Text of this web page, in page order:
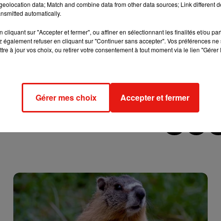
enflammés sur le plateau deBouillon de cultureou
Pivot est décédé ce lundi à l’âge de 89 ans. Il fut
de détails dans cetarticle.
! Il sera accompagné de plusieurs gloires de l’OM : Jean-
ou l’animateur Camille Combal.
data; Match and combine data from other data sources; Link different
automatically.
cliquant sur "Accepter et fermer", ou affiner en sélectionnant les finalités et/ou
également refuser en cliquant sur "Continuer sans accepter". Vos préférences
à jour vos choix, ou retirer votre consentement à tout moment via le lien
Gérer mes choix Accepter et fermer